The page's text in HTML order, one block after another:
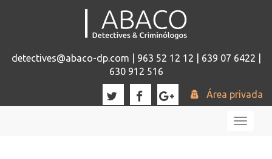
detectives@abaco-dp.com | 963 52 12 12 | 639 07 6422 |
630 912 516
Área privada